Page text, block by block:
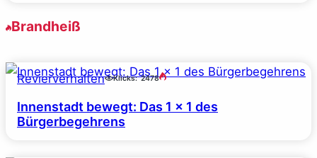
Brandheiß
Revierverhalten Klicks: 2478
Innenstadt bewegt: Das 1 x 1 des
Bürgerbegehrens